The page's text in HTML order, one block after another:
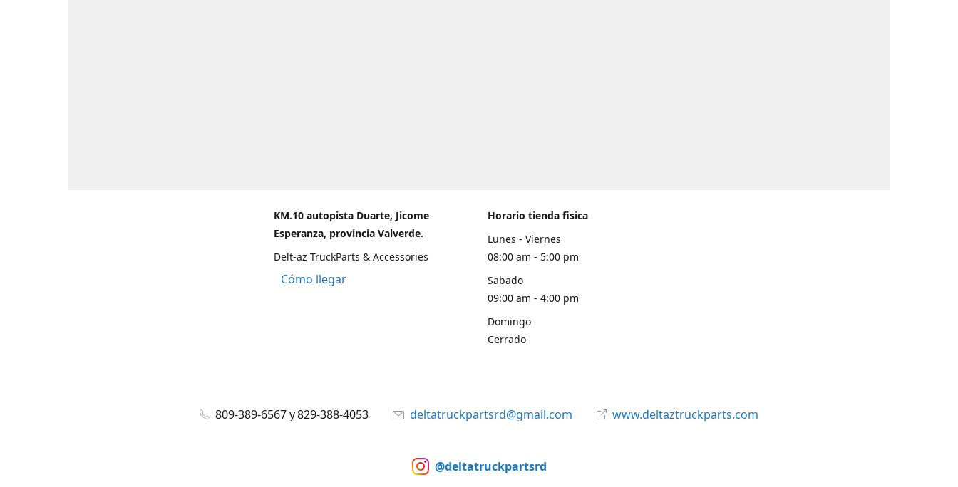
KM.10 autopista Duarte, Jicome
Esperanza, provincia Valverde.
Delt-az TruckParts & Accessories
Cómo llegar
Horario tienda fisica
Lunes - Viernes
08:00 am - 5:00 pm
Sabado
09:00 am - 4:00 pm
Domingo
Cerrado
809-389-6567 y 829-388-4053 deltatruckpartsrd@gmail.com www.deltaztruckparts.com
@deltatruckpartsrd